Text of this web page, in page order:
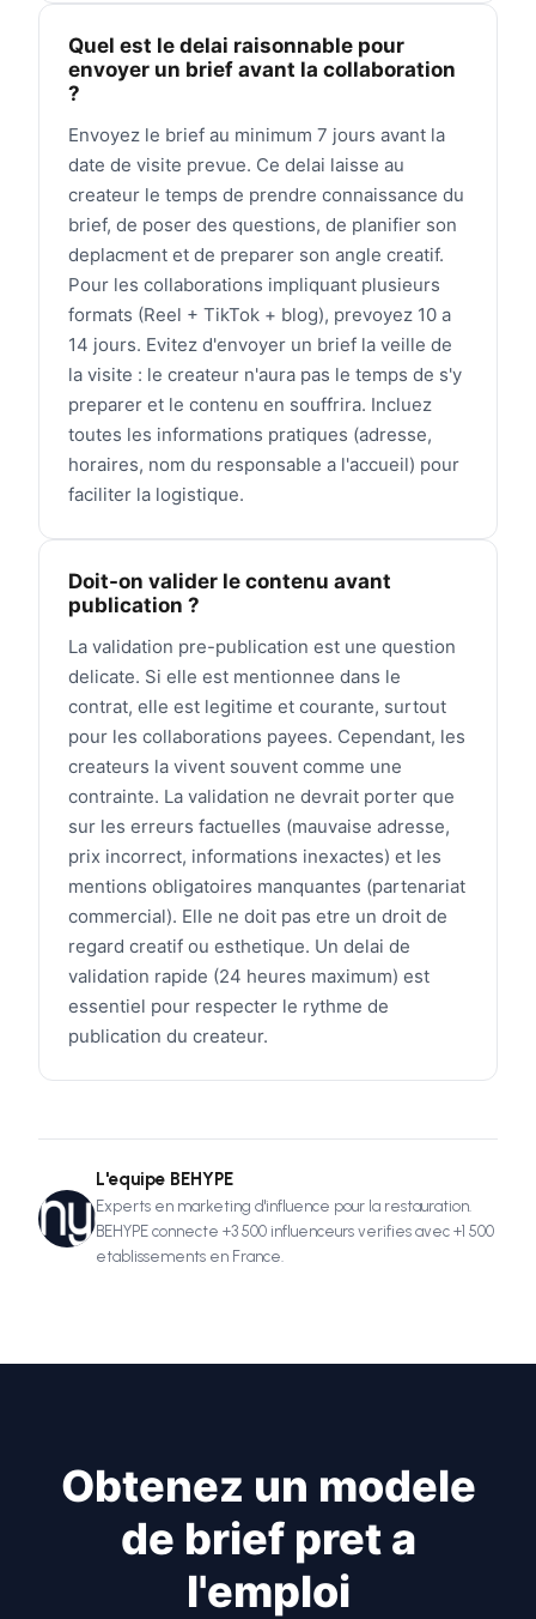
Quel est le delai raisonnable pour
envoyer un brief avant la collaboration
?
Envoyez le brief au minimum 7 jours avant la
date de visite prevue. Ce delai laisse au
createur le temps de prendre connaissance du
brief, de poser des questions, de planifier son
deplacment et de preparer son angle creatif.
Pour les collaborations impliquant plusieurs
formats (Reel + TikTok + blog), prevoyez 10 a
14 jours. Evitez d'envoyer un brief la veille de
la visite : le createur n'aura pas le temps de s'y
preparer et le contenu en souffrira. Incluez
toutes les informations pratiques (adresse,
horaires, nom du responsable a l'accueil) pour
faciliter la logistique.
Doit-on valider le contenu avant
publication ?
La validation pre-publication est une question
delicate. Si elle est mentionnee dans le
contrat, elle est legitime et courante, surtout
pour les collaborations payees. Cependant, les
createurs la vivent souvent comme une
contrainte. La validation ne devrait porter que
sur les erreurs factuelles (mauvaise adresse,
prix incorrect, informations inexactes) et les
mentions obligatoires manquantes (partenariat
commercial). Elle ne doit pas etre un droit de
regard creatif ou esthetique. Un delai de
validation rapide (24 heures maximum) est
essentiel pour respecter le rythme de
publication du createur.
L'equipe BEHYPE
Experts en marketing d'influence pour la restauration.
BEHYPE connecte +3 500 influenceurs verifies avec +1 500
etablissements en France.
Obtenez un modele
de brief pret a
l'emploi